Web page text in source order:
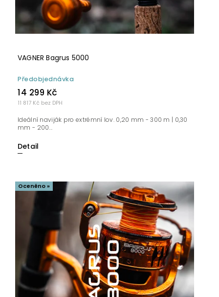
VAGNER Bagrus 5000
Předobjednávka
11 817 Kč bez DPH
14 299 Kč
Detail
Ideální naviják pro extrémní lov. 0,20 mm - 300 m | 0,30
mm - 200...
Oceněno »